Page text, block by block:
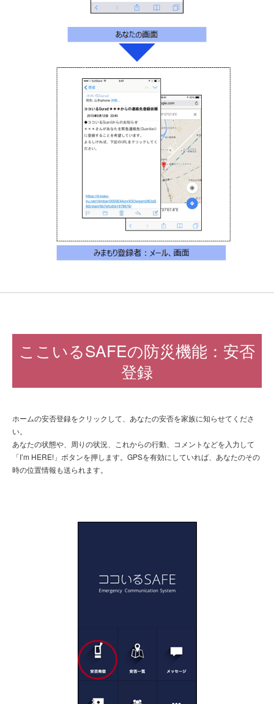
ここいるSAFEの防災機能：安否
登録
ホームの安否登録をクリックして、あなたの安否を家族に知らせてくださ
い。
あなたの状態や、周りの状況、これからの行動、コメントなどを入力して
「I’m HERE!」ボタンを押します。GPSを有効にしていれば、あなたのその
時の位置情報も送られます。